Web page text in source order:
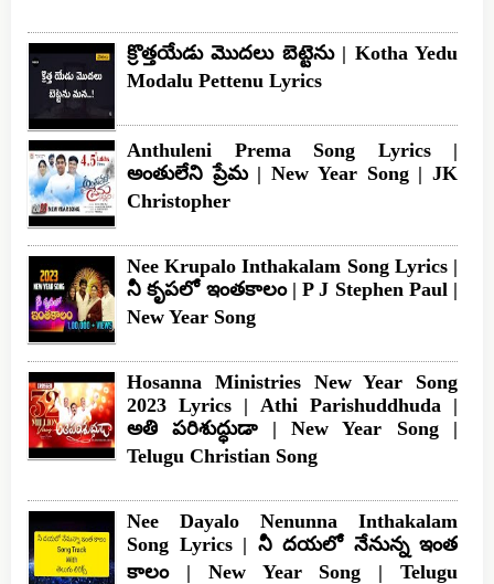
క్రొత్తయేడు మొదలు బెట్టెను | Kotha Yedu
Modalu Pettenu Lyrics
Anthuleni Prema Song Lyrics |
అంతులేని ప్రేమ | New Year Song | JK
Christopher
Nee Krupalo Inthakalam Song Lyrics |
నీ కృపలో ఇంతకాలం | P J Stephen Paul |
New Year Song
Hosanna Ministries New Year Song
2023 Lyrics | Athi Parishuddhuda |
అతి పరిశుద్ధుడా | New Year Song |
Telugu Christian Song
Nee Dayalo Nenunna Inthakalam
Song Lyrics | నీ దయలో నేనున్న ఇంత
కాలం | New Year Song | Telugu